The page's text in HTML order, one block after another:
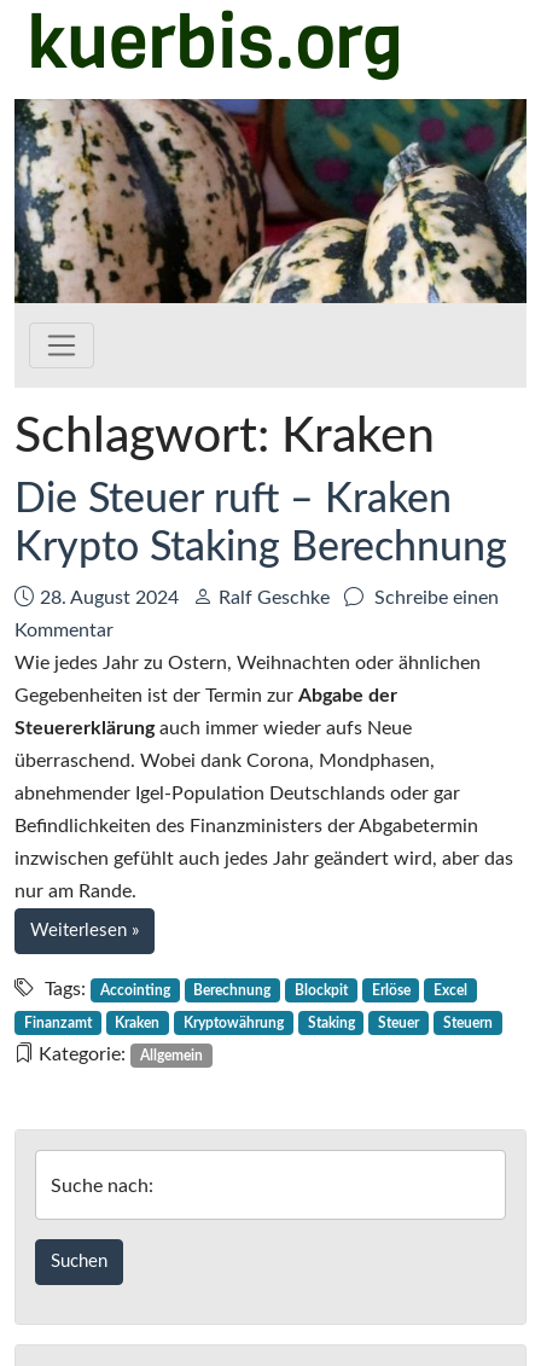
Zum Hauptinhalt springen
kuerbis.org
Schlagwort: Kraken
Die Steuer ruft – Kraken
Krypto Staking Berechnung
Datum:
28. August 2024 Autor:
Ralf Geschke
Schreibe einen
Kommentarzu
Die
Steuer
ruft
–
Kraken
Krypto
Staking
Berechnung
Wie jedes Jahr zu Ostern, Weihnachten oder ähnlichen
Gegebenheiten ist der Termin zur Abgabe der
Steuererklärungauch immer wieder aufs Neue
überraschend. Wobei dank Corona, Mondphasen,
abnehmender Igel-Population Deutschlands oder gar
Befindlichkeiten des Finanzministers der Abgabetermin
inzwischen gefühlt auch jedes Jahr geändert wird, aber das
nur am Rande.
Weiterlesen bei
Die
Steuer
ruft
–
Staking
»
Tags: Accointing Berechnung Blockpit Erlöse Excel
Finanzamt Kraken Kryptowährung Staking Steuer Steuern
Kategorie: Allgemein
Suche nach: